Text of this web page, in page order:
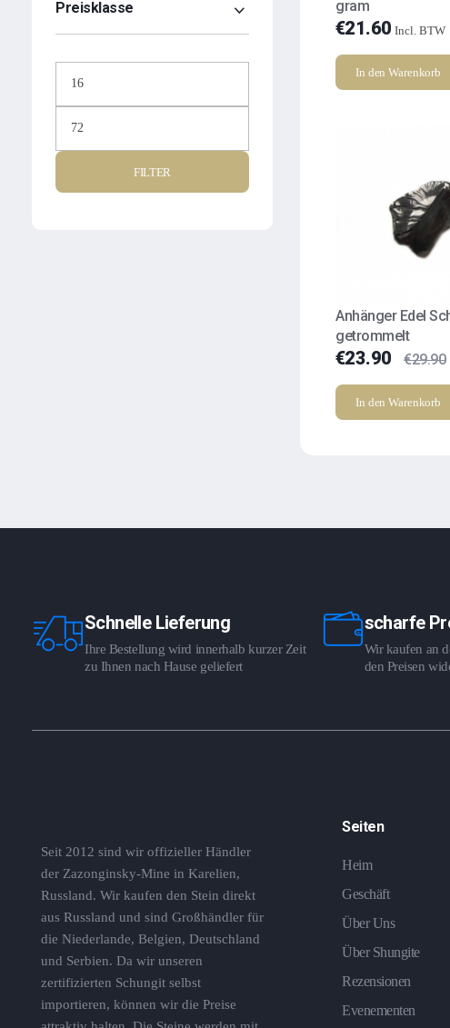
gram
€21.60 Incl. BTW
In den Warenkorb
Anhänger Edel
getrommelt
€23.90 €29.90
In den Warenkorb
Preisklasse
FILTER
Schnelle Lieferung
Ihre Bestellung wird innerhalb kurzer Zeit
zu Ihnen nach Hause geliefert
scharfe
Wir kaufen an
den Preisen
Seit 2012 sind wir offizieller Händler
der Zazonginsky-Mine in Karelien,
Russland. Wir kaufen den Stein direkt
aus Russland und sind Großhändler für
die Niederlande, Belgien, Deutschland
und Serbien. Da wir unseren
zertifizierten Schungit selbst
importieren, können wir die Preise
Seiten
Heim
Geschäft
Über Uns
Über Shungite
Rezensionen
Evenementen